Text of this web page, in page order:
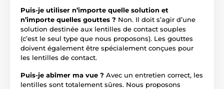
Puis-je utiliser n’importe quelle solution et
n’importe quelles gouttes ? Non. Il doit s’agir d’une
solution destinée aux lentilles de contact souples
(c’est le seul type que nous proposons). Les gouttes
doivent également être spécialement conçues pour
les lentilles de contact.
Puis-je abîmer ma vue ? Avec un entretien correct, les
lentilles sont totalement sûres. Nous proposons